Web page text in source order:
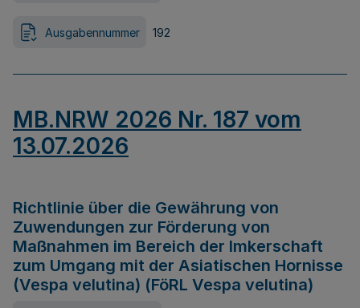
Ausgabennummer 192
MB.NRW 2026 Nr. 187 vom
13.07.2026
Richtlinie über die Gewährung von
Zuwendungen zur Förderung von
Maßnahmen im Bereich der Imkerschaft
zum Umgang mit der Asiatischen Hornisse
(Vespa velutina) (FöRL Vespa velutina)